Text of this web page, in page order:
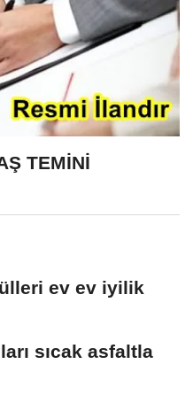
TEMİNİ
ev ev iyilik
sıcak asfaltla